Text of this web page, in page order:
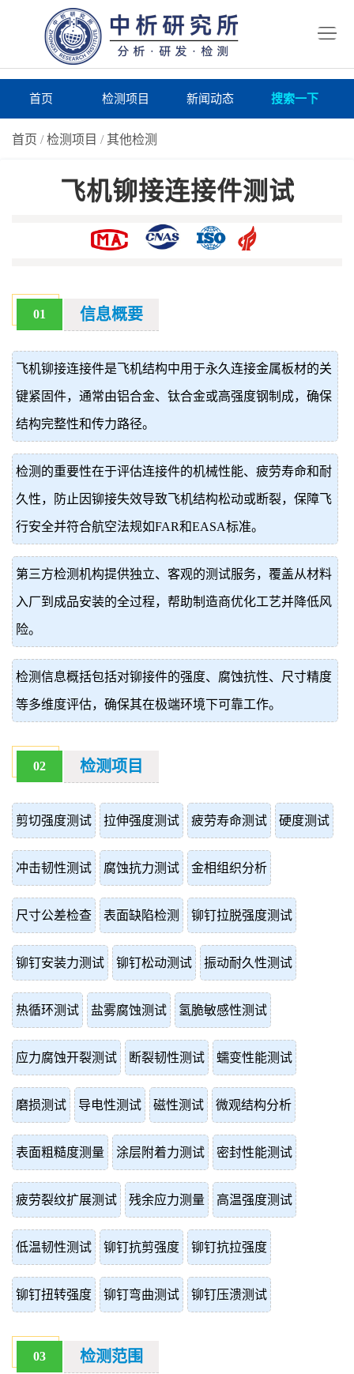
首页 检测项目 新闻动态 搜索一下
首页 /检测项目 /其他检测
飞机铆接连接件测试
01 信息概要
飞机铆接连接件是飞机结构中用于永久连接金属板材的关
键紧固件，通常由铝合金、钛合金或高强度钢制成，确保
结构完整性和传力路径。
检测的重要性在于评估连接件的机械性能、疲劳寿命和耐
久性，防止因铆接失效导致飞机结构松动或断裂，保障飞
行安全并符合航空法规如FAR和EASA标准。
第三方检测机构提供独立、客观的测试服务，覆盖从材料
入厂到成品安装的全过程，帮助制造商优化工艺并降低风
险。
检测信息概括包括对铆接件的强度、腐蚀抗性、尺寸精度
等多维度评估，确保其在极端环境下可靠工作。
02 检测项目
剪切强度测试 拉伸强度测试 疲劳寿命测试 硬度测试
冲击韧性测试 腐蚀抗力测试 金相组织分析
尺寸公差检查 表面缺陷检测 铆钉拉脱强度测试
铆钉安装力测试 铆钉松动测试 振动耐久性测试
热循环测试 盐雾腐蚀测试 氢脆敏感性测试
应力腐蚀开裂测试 断裂韧性测试 蠕变性能测试
磨损测试 导电性测试 磁性测试 微观结构分析
表面粗糙度测量 涂层附着力测试 密封性能测试
疲劳裂纹扩展测试 残余应力测量 高温强度测试
低温韧性测试 铆钉抗剪强度 铆钉抗拉强度
铆钉扭转强度 铆钉弯曲测试 铆钉压溃测试
03 检测范围
价
真
伪
询